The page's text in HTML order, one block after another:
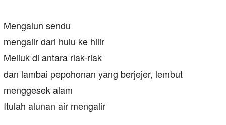
Mengalun sendu
mengalir dari hulu ke hilir
Meliuk di antara riak-riak
dan lambai pepohonan yang berjejer, lembut
menggesek alam
Itulah alunan air mengalir